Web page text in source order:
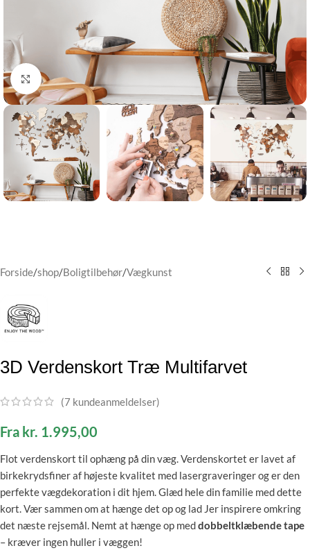
Klik for at forstørre
Forside/shop/Boligtilbehør/Vægkunst
3D Verdenskort Træ Multifarvet
(7 kundeanmeldelser)
Fra kr. 1.995,00
Flot verdenskort til ophæng på din væg. Verdenskortet er lavet af
birkekrydsfiner af højeste kvalitet med lasergraveringer og er den
perfekte vægdekoration i dit hjem. Glæd hele din familie med dette
kort. Vær sammen om at hænge det op og lad Jer inspirere omkring
det næste rejsemål. Nemt at hænge op meddobbeltklæbende tape
– kræver ingen huller i væggen!